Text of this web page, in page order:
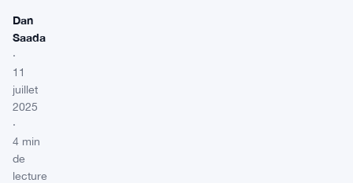
Dan
Saada
·
11
juillet
2025
·
4 min
de
lecture